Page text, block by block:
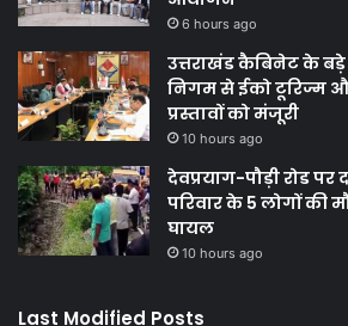
6 hours ago
उत्तराखंड कैबिनेट के
निगम से ईको टूरिज्म
प्रस्तावों को मंजूरी
10 hours ago
देवप्रयाग-पौड़ी रोड पर
परिवार के 5 लोगों की
घायल
10 hours ago
Last Modified Posts